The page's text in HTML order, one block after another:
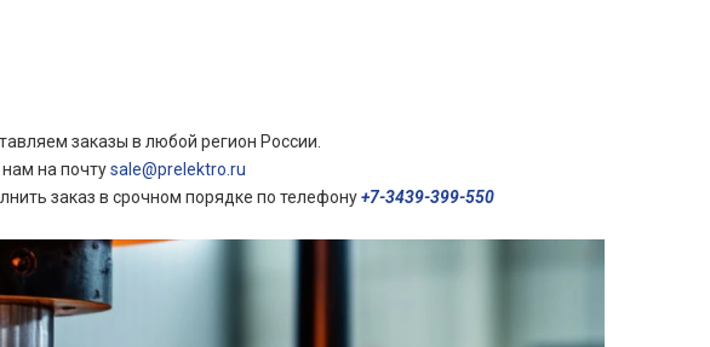
заказы в любой регион России.
на почтуsale@prelektro.ru
заказ в срочном порядке по телефону+7-3439-399-550